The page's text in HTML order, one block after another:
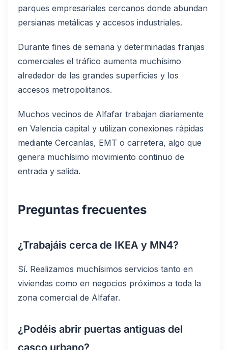
parques empresariales cercanos donde abundan
persianas metálicas y accesos industriales.
Durante fines de semana y determinadas franjas
comerciales el tráfico aumenta muchísimo
alrededor de las grandes superficies y los
accesos metropolitanos.
Muchos vecinos de Alfafar trabajan diariamente
en Valencia capital y utilizan conexiones rápidas
mediante Cercanías, EMT o carretera, algo que
genera muchísimo movimiento continuo de
entrada y salida.
Preguntas frecuentes
¿Trabajáis cerca de IKEA y MN4?
Sí. Realizamos muchísimos servicios tanto en
viviendas como en negocios próximos a toda la
zona comercial de Alfafar.
¿Podéis abrir puertas antiguas del
casco urbano?